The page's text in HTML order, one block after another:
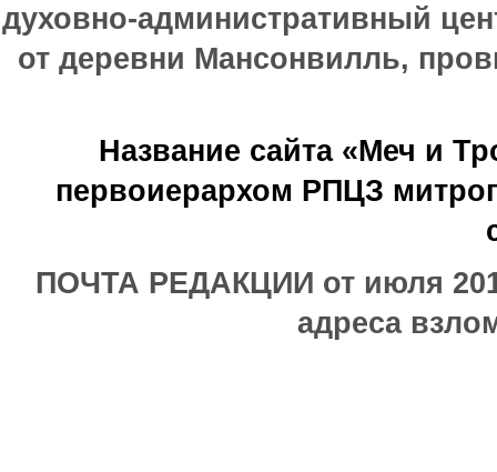
духовно-административный
от деревни Мансонвилль,
Название сайта «Меч и
первоиерархом РПЦЗ
ПОЧТА РЕДАКЦИИ от июля
адреса